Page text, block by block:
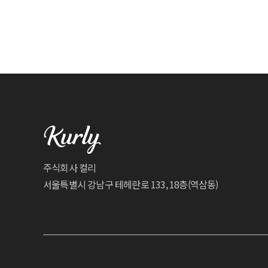
주식회사 컬리
서울특별시 강남구 테헤란로 133, 18층(역삼동)